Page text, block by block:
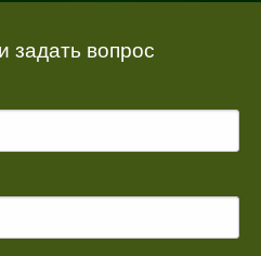
задать вопрос